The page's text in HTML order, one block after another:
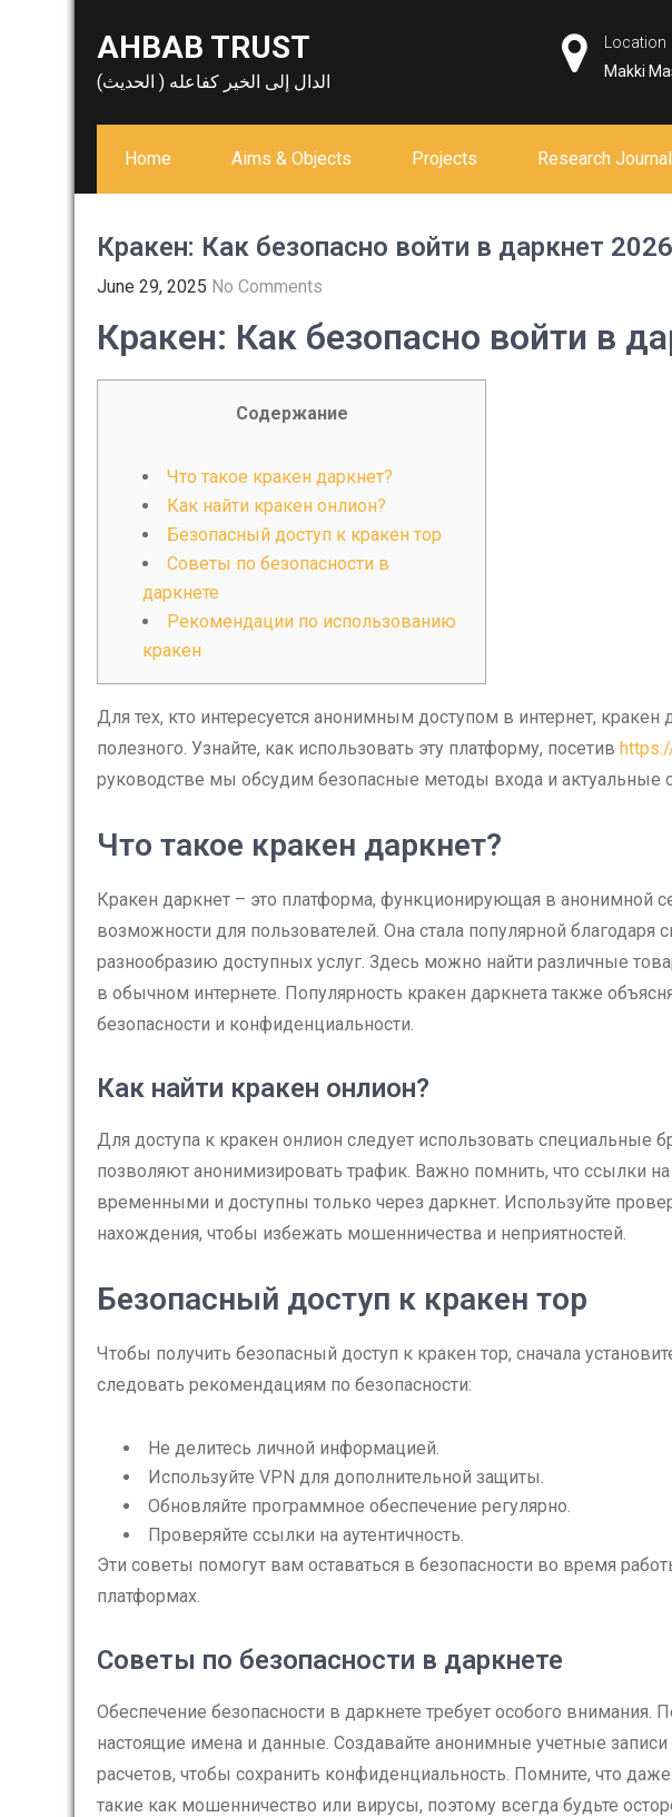
AHBAB TRUST
الدال إلى الخير كفاعله ( الحديث)
Location
Makki
Home Aims & Objects Projects Research Journal
Кракен: Как безопасно войти в даркнет 2026
June 29, 2025 No Comments
Кракен: Как безопасно войти в
Содержание
Что такое кракен даркнет?
Как найти кракен онлион?
Безопасный доступ к кракен тор
Советы по безопасности в
даркнете
Рекомендации по использованию
кракен
Для тех, кто интересуется анонимным доступом в интернет, кракен
полезного. Узнайте, как использовать эту платформу, посетив
руководстве мы обсудим безопасные методы входа и актуальные
Что такое кракен даркнет?
Кракен даркнет – это платформа, функционирующая в анонимной
возможности для пользователей. Она стала популярной благодаря
разнообразию доступных услуг. Здесь можно найти различные
в обычном интернете. Популярность кракен даркнета также
безопасности и конфиденциальности.
Как найти кракен онлион?
Для доступа к кракен онлион следует использовать специальные
позволяют анонимизировать трафик. Важно помнить, что ссылки
временными и доступны только через даркнет. Используйте
нахождения, чтобы избежать мошенничества и неприятностей.
Безопасный доступ к кракен тор
Чтобы получить безопасный доступ к кракен тор, сначала
следовать рекомендациям по безопасности:
Не делитесь личной информацией.
Используйте VPN для дополнительной защиты.
Обновляйте программное обеспечение регулярно.
Проверяйте ссылки на аутентичность.
Эти советы помогут вам оставаться в безопасности во время
платформах.
Советы по безопасности в даркнете
Обеспечение безопасности в даркнете требует особого внимания.
настоящие имена и данные. Создавайте анонимные учетные
расчетов, чтобы сохранить конфиденциальность. Помните, что
такие как мошенничество или вирусы, поэтому всегда будьте